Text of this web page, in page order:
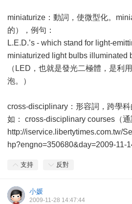
miniaturize：動詞，使微型化。
的），例句：
L.E.D.’s - which stand for light-
miniaturized light bulbs illuminated
（LED，也就是發光二極體，是利
泡。）
cross-disciplinary：形容詞，跨學
如： cross-disciplinary courses（通
http://iservice.libertytimes.com.tw/
hp?engno=350680&day=2009-11-
支持 反對
小媛
2009-11-28 14:47:44